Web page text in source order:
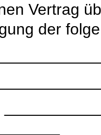
Vertrag
der